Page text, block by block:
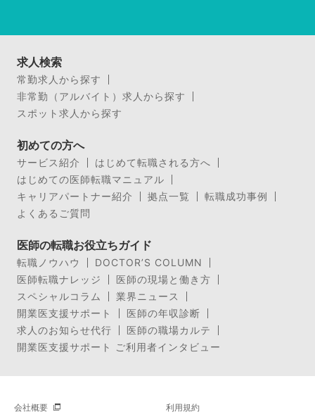
求人検索
常勤求人から探す
非常勤（アルバイト）求人から探す
スポット求人から探す
初めての方へ
サービス紹介
はじめて転職される方へ
はじめての医師転職マニュアル
キャリアパートナー紹介
拠点一覧
転職成功事例
よくあるご質問
医師の転職お役立ちガイド
転職ノウハウ
DOCTOR’S COLUMN
医師転職ナレッジ
医師の現場と働き方
スペシャルコラム
業界ニュース
開業医支援サポート
医師の年収診断
求人のお知らせ代行
医師の職場カルテ
開業医支援サポート ご利用者インタビュー
会社概要 利用規約